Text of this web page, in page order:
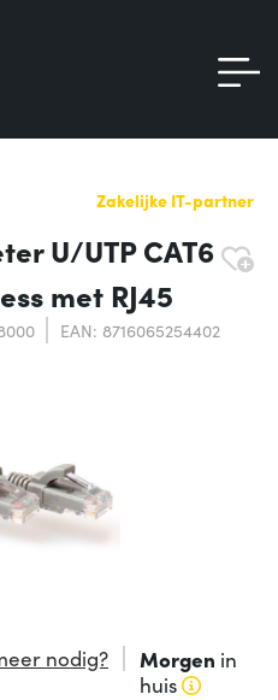
Zakelijke IT-partner
U/UTP CAT6
met RJ45
EAN: 8716065254402
nodig? Morgen in
huis